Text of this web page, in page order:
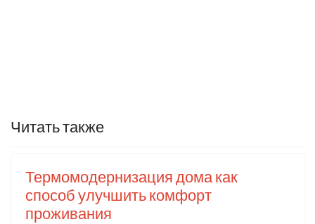
Читать также
Термомодернизация дома как
способ улучшить комфорт
проживания